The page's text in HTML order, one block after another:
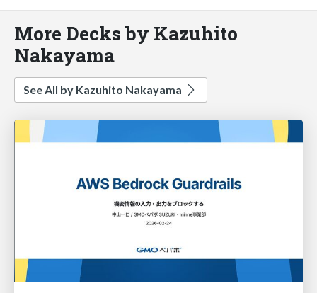
More Decks by Kazuhito
Nakayama
See All by Kazuhito Nakayama